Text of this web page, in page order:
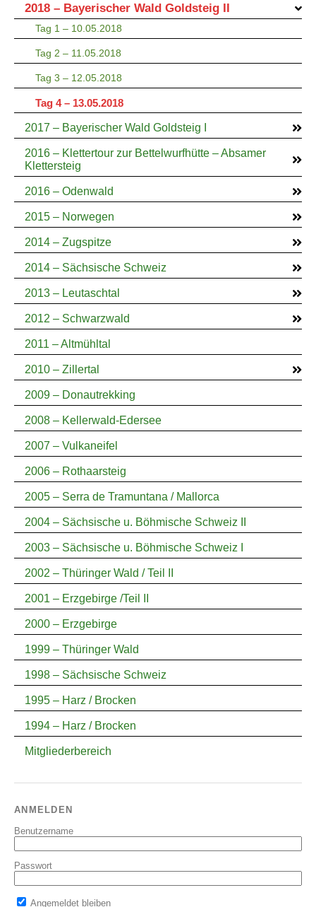
2018 – Bayerischer Wald Goldsteig II
Tag 1 – 10.05.2018
Tag 2 – 11.05.2018
Tag 3 – 12.05.2018
Tag 4 – 13.05.2018
2017 – Bayerischer Wald Goldsteig I
2016 – Klettertour zur Bettelwurfhütte – Absamer
Klettersteig
2016 – Odenwald
2015 – Norwegen
2014 – Zugspitze
2014 – Sächsische Schweiz
2013 – Leutaschtal
2012 – Schwarzwald
2011 – Altmühltal
2010 – Zillertal
2009 – Donautrekking
2008 – Kellerwald-Edersee
2007 – Vulkaneifel
2006 – Rothaarsteig
2005 – Serra de Tramuntana / Mallorca
2004 – Sächsische u. Böhmische Schweiz II
2003 – Sächsische u. Böhmische Schweiz I
2002 – Thüringer Wald / Teil II
2001 – Erzgebirge /Teil II
2000 – Erzgebirge
1999 – Thüringer Wald
1998 – Sächsische Schweiz
1995 – Harz / Brocken
1994 – Harz / Brocken
Mitgliederbereich
ANMELDEN
Benutzername
Passwort
Angemeldet bleiben